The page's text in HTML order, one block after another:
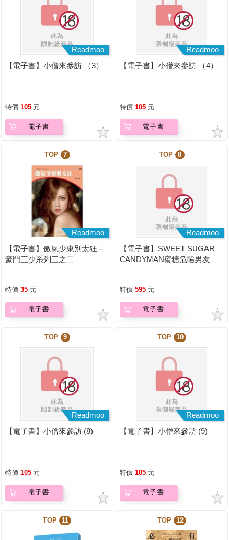
Readmoo
【電子書】小僧來參訪 （3）
特價 105 元
電子書
Readmoo
【電子書】小僧來參訪 （4）
特價 105 元
電子書
TOP 7
Readmoo
【電子書】傲氣少東別太狂－
豪門三少系列三之二
特價 35 元
電子書
TOP 8
Readmoo
【電子書】SWEET SUGAR
CANDYMAN蜜糖危險男友
特價 595 元
電子書
TOP 9
Readmoo
【電子書】小僧來參訪 (8)
特價 105 元
電子書
TOP 10
Readmoo
【電子書】小僧來參訪 (9)
特價 105 元
電子書
TOP 11 TOP 12